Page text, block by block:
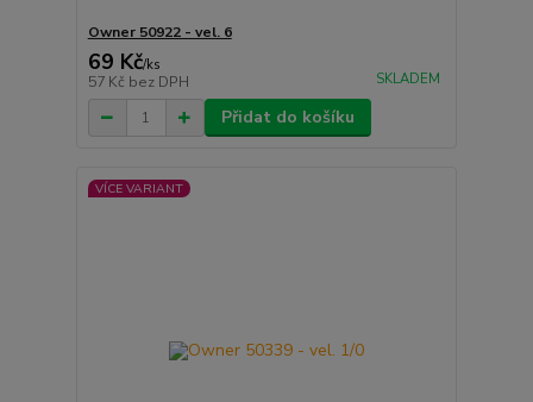
Owner 50922 - vel. 6
69 Kč/ks
57 Kč bez DPH SKLADEM
Přidat do košíku
VÍCE VARIANT